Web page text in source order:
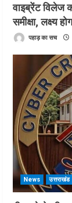
वाइब्रेंट विलेज
समीक्षा, लक्ष्य
पहाड़ का सच
News उत्तराखंड